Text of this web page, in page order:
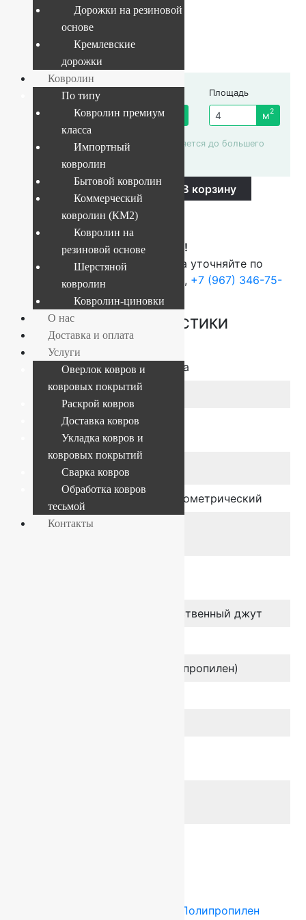
Артикул:78586b8cfcb7
1 125
Ширина рулона
4 м пог. м.
Площадь
м2
Площадь автоматически округляется до большего
-
Ковролин
Dundee
2928
quantity
+
В корзину
Купить в 1 клик
ВНИМАНИЕ!
О наличие и стоимости товара уточняйте по
телефонам:+7 (812) 377-09-32 , +7 (967) 346-75-
ОСНОВНЫЕ ХАРАКТЕРИСТИКИ
ширина 4 метра
Коллекция
Dundee
применения
Бытовой
Абстракция, Геометрический
Общая
Войлок, Искусственный джут
100% ПП (Полипропилен)
Полипропилен
Дорожки на резиновой
основе
Кремлевские
дорожки
Ковролин
По типу
Ковролин премиум
класса
Импортный
ковролин
Бытовой ковролин
Коммерческий
ковролин (КМ2)
Ковролин на
резиновой основе
Шерстяной
ковролин
Ковролин-циновки
О нас
Доставка и оплата
Услуги
Оверлок ковров и
ковровых покрытий
Раскрой ковров
Доставка ковров
Укладка ковров и
ковровых покрытий
Сварка ковров
Обработка ковров
тесьмой
Контакты